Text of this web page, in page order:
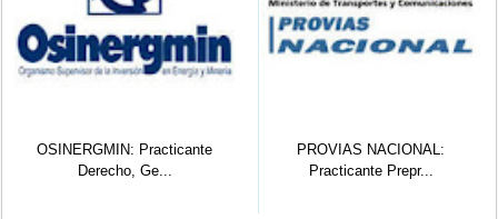
Practicante
PROVIAS NACIONAL:
Practicante Prepr...